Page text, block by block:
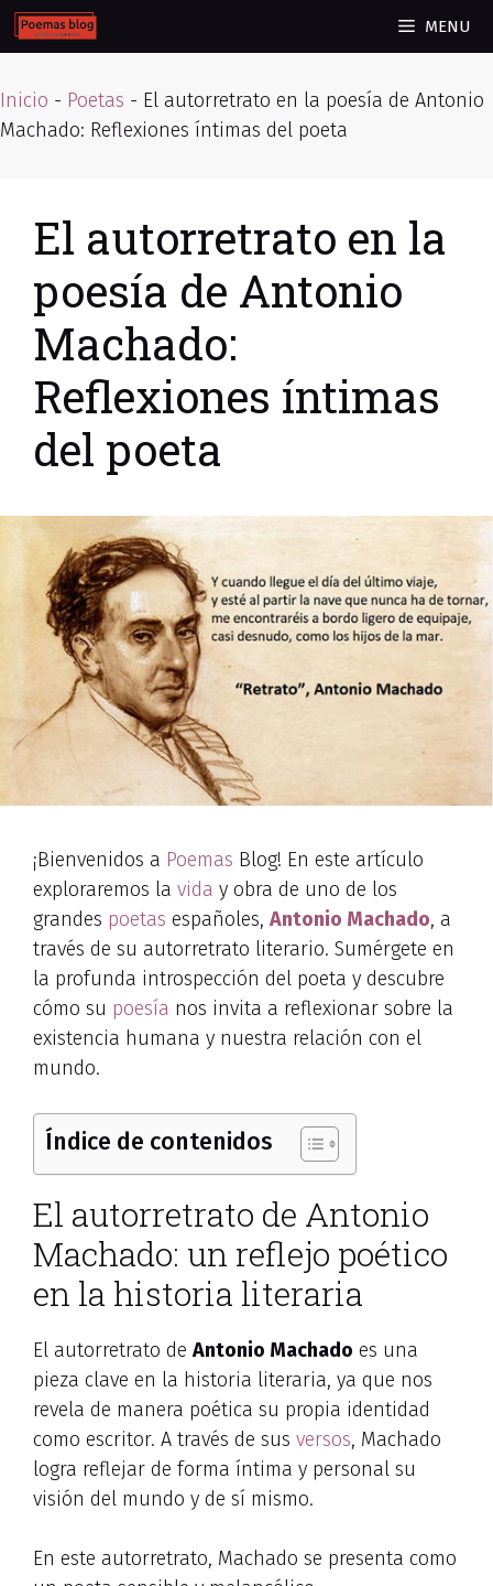
Skip
to
MENU
Inicio - Poetas - El autorretrato en la poesía de Antonio
Machado: Reflexiones íntimas del poeta
El autorretrato en la
poesía de Antonio
Machado:
Reflexiones íntimas
del poeta
¡Bienvenidos a Poemas Blog! En este artículo
exploraremos la vida y obra de uno de los
grandes poetas españoles, Antonio Machado, a
través de su autorretrato literario. Sumérgete en
la profunda introspección del poeta y descubre
cómo su poesía nos invita a reflexionar sobre la
existencia humana y nuestra relación con el
mundo.
Índice de contenidos
El autorretrato de Antonio
Machado: un reflejo poético
en la historia literaria
El autorretrato de Antonio Machado es una
pieza clave en la historia literaria, ya que nos
revela de manera poética su propia identidad
como escritor. A través de sus versos, Machado
logra reflejar de forma íntima y personal su
visión del mundo y de sí mismo.
En este autorretrato, Machado se presenta como